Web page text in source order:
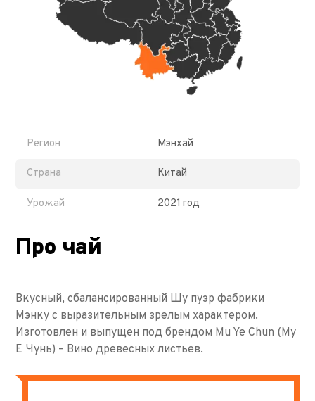
Регион Мэнхай
Страна Китай
Урожай 2021 год
Про чай
Вкусный, сбалансированный Шу пуэр фабрики
Мэнку с выразительным зрелым характером.
Изготовлен и выпущен под брендом Mu Ye Chun (Му
Е Чунь) – Вино древесных листьев.